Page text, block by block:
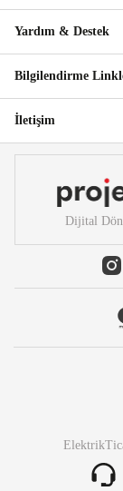
Güvenli
Yardım & Destek
Bilgilendirme
İletişim
Dijital